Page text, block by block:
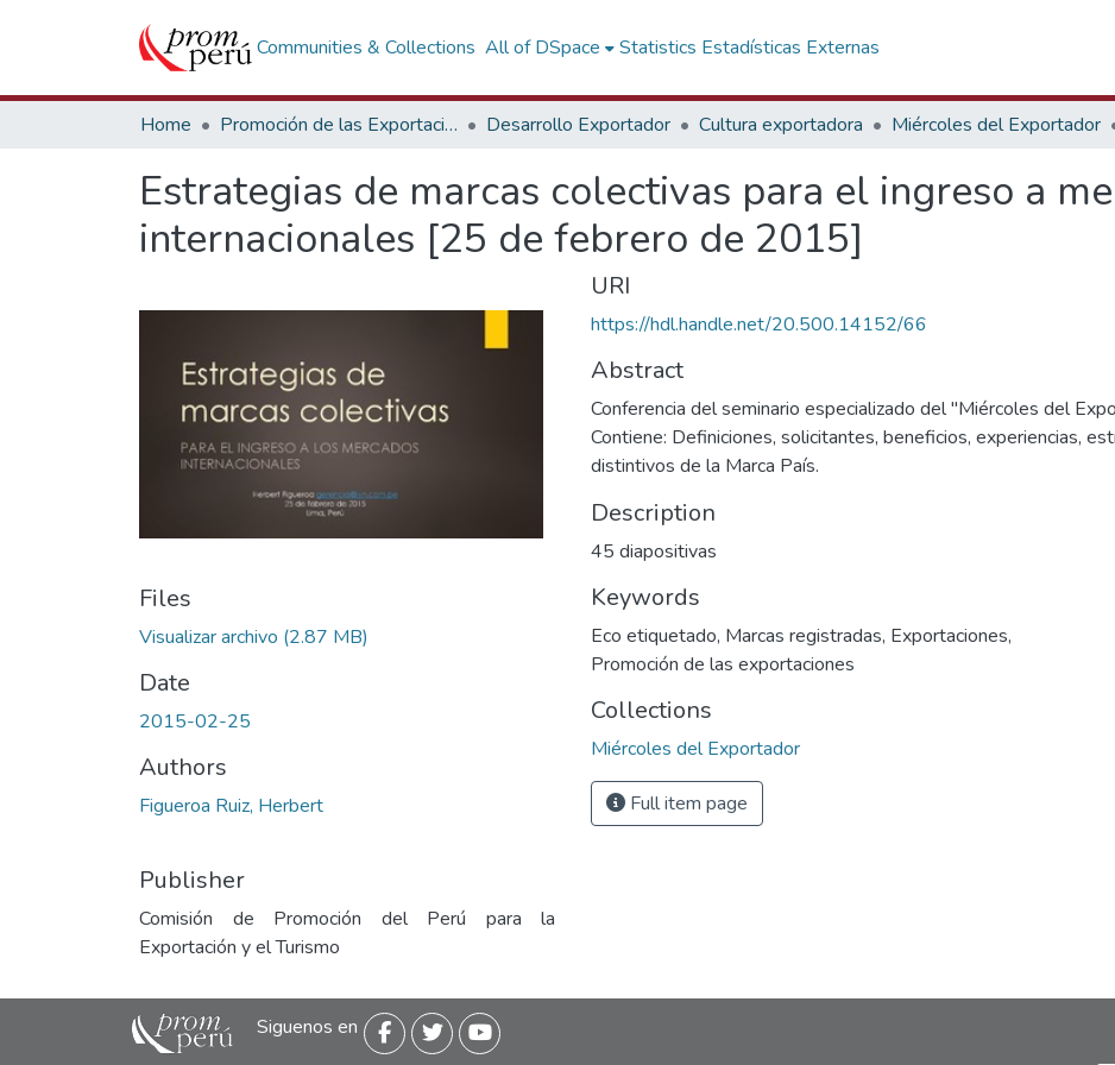
Communities & Collections All of DSpace Statistics Estadísticas Externas
Home Promoción de las Exportaciones Desarrollo Exportador Cultura exportadora Miércoles del Exportador
Estrategias de marcas colectivas para el ingreso a
internacionales [25 de febrero de 2015]
Files
Visualizar archivo (2.87 MB)
Date
2015-02-25
Authors
Figueroa Ruiz, Herbert
Publisher
Comisión de Promoción del Perú para la
Exportación y el Turismo
URI
https://hdl.handle.net/20.500.14152/66
Abstract
Conferencia del seminario especializado del "Miércoles del
Contiene: Definiciones, solicitantes, beneficios, experiencias,
distintivos de la Marca País.
Description
45 diapositivas
Keywords
Eco etiquetado, Marcas registradas, Exportaciones,
Promoción de las exportaciones
Collections
Miércoles del Exportador
Full item page
Siguenos en